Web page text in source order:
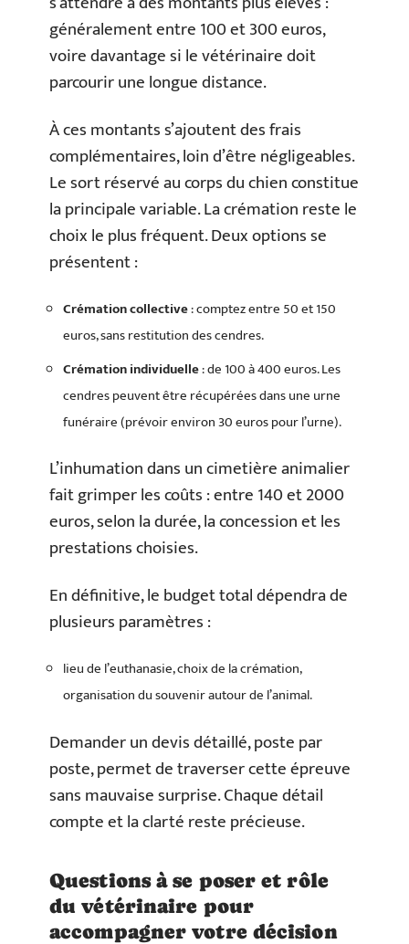
généralement entre 100 et 300 euros,
voire davantage si le vétérinaire doit
parcourir une longue distance.
À ces montants s’ajoutent des frais
complémentaires, loin d’être négligeables.
Le sort réservé au corps du chien constitue
la principale variable. La crémation reste le
choix le plus fréquent. Deux options se
présentent :
Crémation collective: comptez entre 50 et 150
euros, sans restitution des cendres.
Crémation individuelle: de 100 à 400 euros. Les
cendres peuvent être récupérées dans une urne
funéraire (prévoir environ 30 euros pour l’urne).
L’inhumation dans un cimetière animalier
fait grimper les coûts : entre 140 et 2000
euros, selon la durée, la concession et les
prestations choisies.
En définitive, le budget total dépendra de
plusieurs paramètres :
lieu de l’euthanasie, choix de la crémation,
organisation du souvenir autour de l’animal.
Demander un devis détaillé, poste par
poste, permet de traverser cette épreuve
sans mauvaise surprise. Chaque détail
compte et la clarté reste précieuse.
Questions à se poser et rôle
du vétérinaire pour
accompagner votre décision